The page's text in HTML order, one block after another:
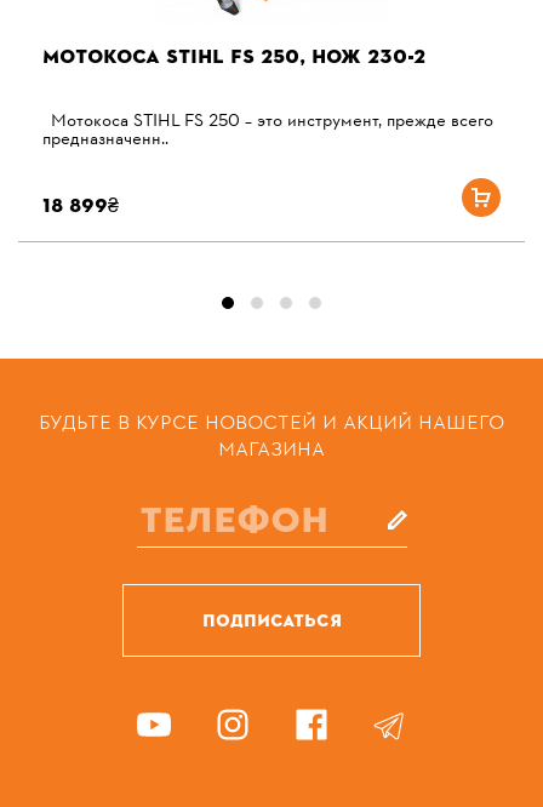
МОТОКОСА STIHL FS 250, НОЖ 230-2
Мотокоса STIHL FS 250 – это инструмент, прежде всего
предназначенн..
18 899₴
БУДЬТЕ В КУРСЕ НОВОСТЕЙ И АКЦИЙ НАШЕГО
МАГАЗИНА
ПОДПИСАТЬСЯ